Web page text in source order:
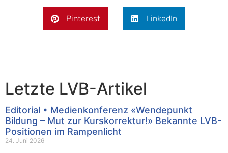
Pinterest LinkedIn
Letzte LVB-Artikel
Editorial • Medienkonferenz «Wendepunkt
Bildung – Mut zur Kurskorrektur!» Bekannte LVB-
Positionen im Rampenlicht
24. Juni 2026